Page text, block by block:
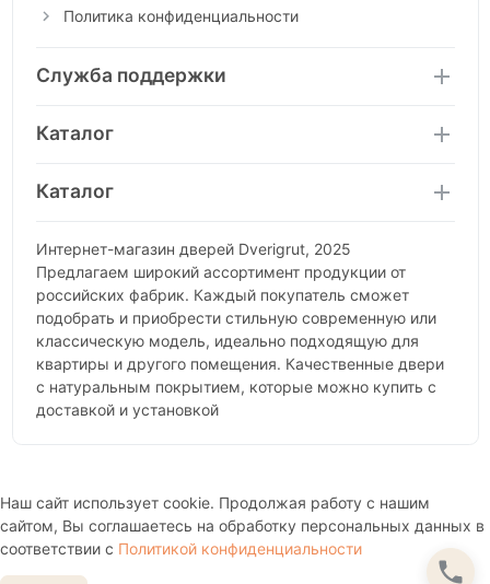
Политика конфиденциальности
Служба поддержки
Каталог
Каталог
Интернет-магазин дверей Dverigrut, 2025
Предлагаем широкий ассортимент продукции от
российских фабрик. Каждый покупатель сможет
подобрать и приобрести стильную современную или
классическую модель, идеально подходящую для
квартиры и другого помещения. Качественные двери
с натуральным покрытием, которые можно купить с
доставкой и установкой
Наш сайт использует cookie. Продолжая работу с нашим
сайтом, Вы соглашаетесь на обработку персональных данных в
соответствии с Политикой конфиденциальности